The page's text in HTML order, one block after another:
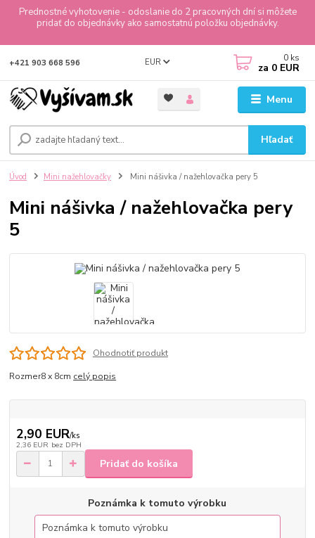
Prednostné vyhotovenie - odoslanie do 2 pracovných dní si môžete
pridať do objednávky ako samostatnú položku objednávky.
Menu
EUR
Hľadať
+421 903 668 596 0 ks
za 0 EUR
Úvod Mini nažehlovačky Mini nášivka / nažehlovačka pery 5
Mini nášivka / nažehlovačka pery
5
Ohodnotiť produkt
Rozmer8 x 8cm celý popis
2,90 EUR/ks
2,36 EUR bez DPH
Pridať do košíka
Poznámka k tomuto výrobku